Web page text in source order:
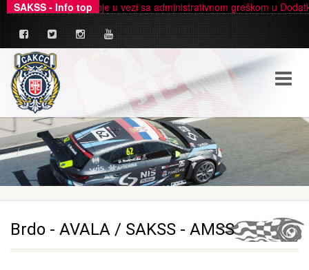
SAKSS - Info top
pojašnjenje u vezi sa administrativnom greškom u Dodatku
Brdo - AVALA / SAKSS - АМSS